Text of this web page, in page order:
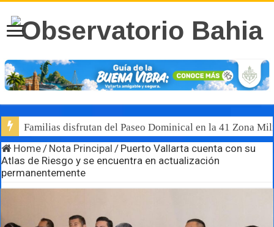
Familias disfrutan del Paseo Dominical en la 41 Zona
Home / Nota Principal / Puerto Vallarta cuenta con su
Atlas de Riesgo y se encuentra en actualización
permanentemente